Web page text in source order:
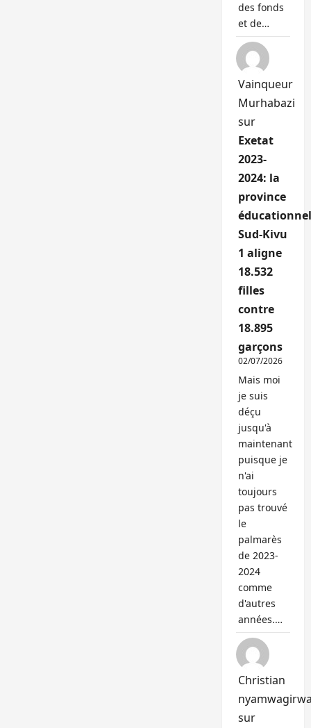
des fonds
et de…
Vainqueur
Murhabazi
sur
Exetat
2023-
2024: la
province
Sud-Kivu
1 aligne
18.532
filles
contre
18.895
garçons
02/07/2026
Mais moi
je suis
déçu
jusqu'à
maintenant
puisque je
n'ai
toujours
pas trouvé
le
palmarès
de 2023-
2024
comme
d'autres
années.…
Christian
sur